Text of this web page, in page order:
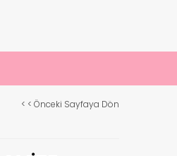
< < Önceki Sayfaya Dön